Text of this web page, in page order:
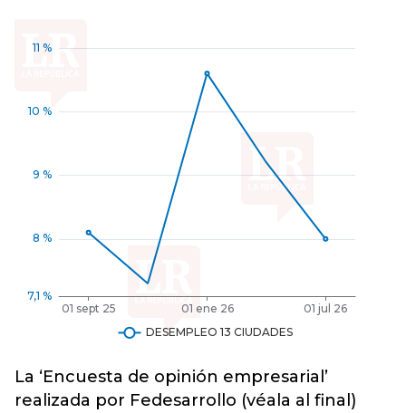
La ‘Encuesta de opinión empresarial’
realizada por Fedesarrollo (véala al final)